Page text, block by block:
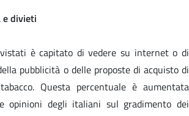
divieti
è capitato di vedere su internet o di
pubblicità o delle proposte di acquisto di
Questa percentuale è aumentata
opinioni degli italiani sul gradimento dei